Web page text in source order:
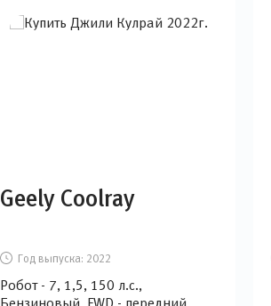
Geely Coolray
Год выпуска: 2022
Робот - 7, 1,5, 150 л.с.,
Бензиновый, FWD - передний